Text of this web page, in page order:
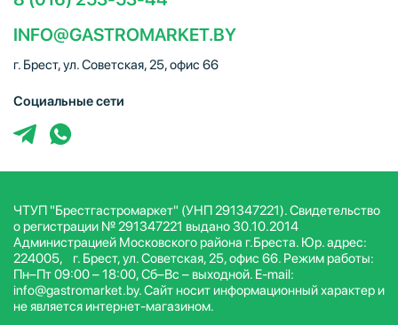
INFO@GASTROMARKET.BY
г. Брест, ул. Советская, 25, офис 66
Социальные сети
ЧТУП "Брестгастромаркет" (УНП 291347221). Свидетельство
о регистрации № 291347221 выдано 30.10.2014
Администрацией Московского района г.Бреста. Юр. адрес:
224005, г. Брест, ул. Советская, 25, офис 66. Режим работы:
Пн–Пт 09:00 – 18:00, Сб–Вс – выходной. E-mail:
info@gastromarket.by. Сайт носит информационный характер и
не является интернет-магазином.